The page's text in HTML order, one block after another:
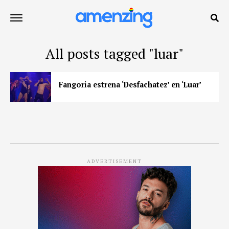
All posts tagged "luar"
Fangoria estrena ‘Desfachatez’ en ‘Luar’
ADVERTISEMENT